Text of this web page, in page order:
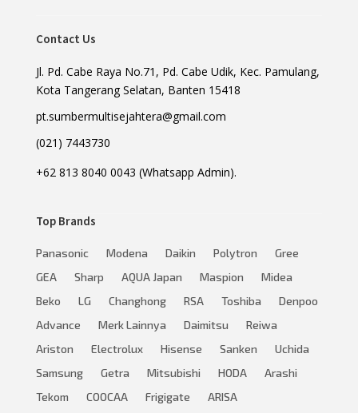
Contact Us
Jl. Pd. Cabe Raya No.71, Pd. Cabe Udik, Kec. Pamulang,
Kota Tangerang Selatan, Banten 15418
pt.sumbermultisejahtera@gmail.com
(021) 7443730
+62 813 8040 0043 (Whatsapp Admin).
Top Brands
Panasonic Modena Daikin Polytron
Gree
GEA
Sharp AQUA Japan Maspion
Midea
Beko
LG Changhong RSA Toshiba
Denpoo
Advance
Merk Lainnya Daimitsu
Reiwa
Ariston
Electrolux Hisense Sanken
Uchida
Samsung
Getra Mitsubishi HODA
Arashi
Tekom
COOCAA Frigigate ARISA